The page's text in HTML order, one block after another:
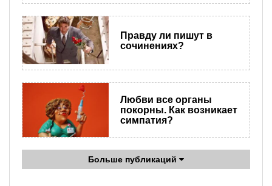
Правду ли пишут в
сочинениях?
Любви все органы
покорны. Как возникает
симпатия?
Больше публикаций